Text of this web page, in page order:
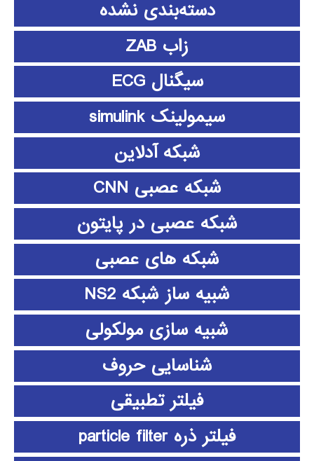
دسته‌بندی نشده
زاب ZAB
سیگنال ECG
سیمولینک simulink
شبکه آدلاین
شبکه عصبی CNN
شبکه عصبی در پایتون
شبکه های عصبی
شبیه ساز شبکه NS2
شبیه سازی مولکولی
شناسایی حروف
فیلتر تطبیقی
فیلتر ذره particle filter